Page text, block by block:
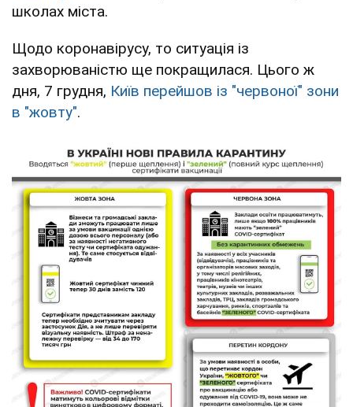
школах міста.
Щодо коронавірусу, то ситуація із
захворюваністю ще покращилася. Цього ж
дня, 7 грудня, Київ перейшов із "червоної" зони
в "жовту".